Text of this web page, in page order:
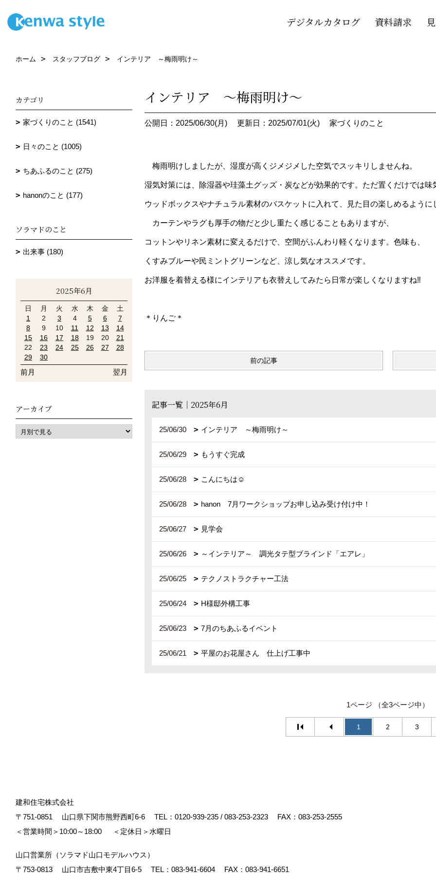
デジタルカタログ 資料請求
ホーム スタッフブログ インテリア ～梅雨明け～
インテリア ～梅雨明け～
公開日：2025/06/30(月) 更新日：2025/07/01(火) 家づくりのこと
梅雨明けしましたが、湿度が高くジメジメした空気でスッキリしませんね。
湿気対策には、除湿器や珪藻土グッズ・炭などが効果的です。ただ置くだけでは味
ウッドボックスやナチュラル素材のバスケットに入れて、見た目の楽しめるように
カーテンやラグも厚手の物だと少し重たく感じることもありますが、
コットンやリネン素材に変えるだけで、空間がふんわり軽くなります。色味も、
くすみブルーや民ミントグリーンなど、涼し気なオススメです。
お洋服を着替える様にインテリアも衣替えしてみたら日常が楽しくなりますね‼
＊りんご＊
前の記事
記事一覧｜2025年6月
25/06/30 インテリア ～梅雨明け～
25/06/29 もうすぐ完成
25/06/28 こんにちは☺
25/06/28 hanon 7月ワークショップお申し込み受け付け中！
25/06/27 見学会
25/06/26 ～インテリア～ 調光タテ型ブラインド「エアレ」
25/06/25 テクノストラクチャー工法
25/06/24 H様邸外構工事
25/06/23 7月のちあふるイベント
25/06/21 平屋のお花屋さん 仕上げ工事中
1ページ （全3ページ中）
1 2 3
カテゴリ
家づくりのこと (1541)
日々のこと (1005)
ちあふるのこと (275)
hanonのこと (177)
ソラマドのこと
出来事 (180)
2025年6月
日 月 火 水 木 金
土
1
2 3 4 5 6
7
8
9 10 11 12 13
14
15
16 17 18 19 20
21
22
23 24 25 26 27
28
29
30
前月 翌月
アーカイブ
建和住宅株式会社
〒751-0851
山口県下関市熊野西町6-6 TEL： 0120-939-235 / 083-253-2323
FAX：083-253-2555
＜営業時間＞10:00～18:00
＜定休日＞水曜日
山口営業所（ソラマド山口モデルハウス）
〒753-0813
山口市吉敷中東4丁目6-5 TEL： 083-941-6604 FAX：083-941-6651